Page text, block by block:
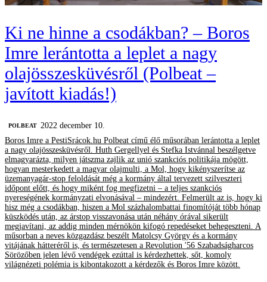
Ki ne hinne a csodákban? – Boros
Imre lerántotta a leplet a nagy
olajösszesküvésről (Polbeat –
javított kiadás!)
‎POLBEAT
2022 december 10.
Boros Imre a PestiSrácok.hu Polbeat című élő műsorában lerántotta a leplet
a nagy olajösszesküvésről. Huth Gergellyel és Stefka Istvánnal beszélgetve
elmagyarázta, milyen játszma zajlik az unió szankciós politikája mögött,
hogyan mesterkedett a magyar olajmulti, a Mol, hogy kikényszerítse az
üzemanyagár-stop feloldását még a kormány által tervezett szilveszteri
időpont előtt, és hogy miként fog megfizetni – a teljes szankciós
nyereségének kormányzati elvonásával – mindezért. Felmerült az is, hogy ki
hisz még a csodákban, hiszen a Mol százhalombattai finomítóját több hónap
küszködés után, az árstop visszavonása után néhány órával sikerült
megjavítani, az addig minden mérnökön kifogó repedéseket behegeszteni. A
műsorban a neves közgazdász beszélt Matolcsy György és a kormány
vitájának hátteréről is, és természetesen a Revolution '56 Szabadságharcos
Sörözőben jelen lévő vendégek ezúttal is kérdezhettek, sőt, komoly
világnézeti polémia is kibontakozott a kérdezők és Boros Imre között.